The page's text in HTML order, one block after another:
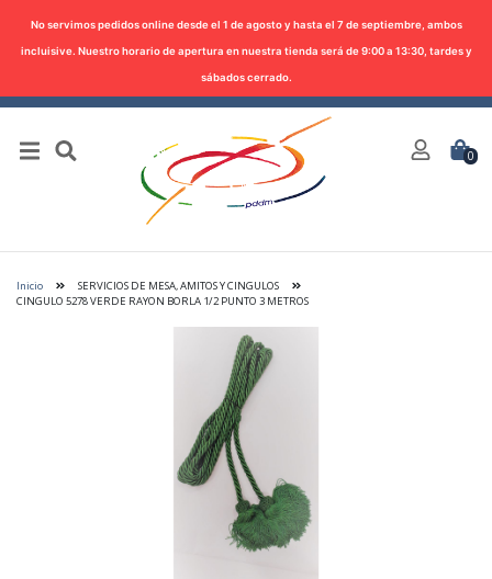
No servimos pedidos online desde el 1 de agosto y hasta el 7 de septiembre, ambos
incluisive. Nuestro horario de apertura en nuestra tienda será de 9:00 a 13:30, tardes y
sábados cerrado.
0
Inicio
SERVICIOS DE MESA, AMITOS Y CINGULOS
CINGULO 5278 VERDE RAYON BORLA 1/2 PUNTO 3 METROS